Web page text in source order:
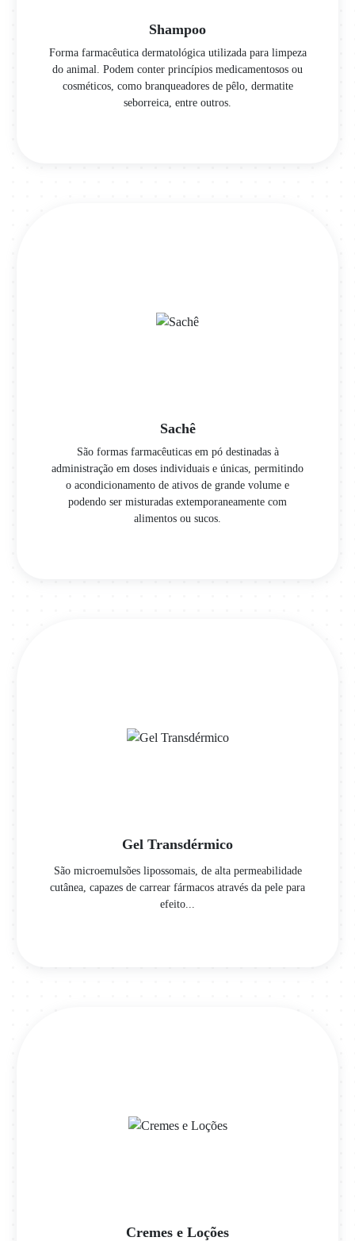
Shampoo
Forma farmacêutica dermatológica utilizada para limpeza
do animal. Podem conter princípios medicamentosos ou
cosméticos, como branqueadores de pêlo, dermatite
seborreica, entre outros.
Sachê
São formas farmacêuticas em pó destinadas à
administração em doses individuais e únicas, permitindo
o acondicionamento de ativos de grande volume e
podendo ser misturadas extemporaneamente com
alimentos ou sucos.
Gel Transdérmico
São microemulsões lipossomais, de alta permeabilidade
cutânea, capazes de carrear fármacos através da pele para
efeito...
Cremes e Loções